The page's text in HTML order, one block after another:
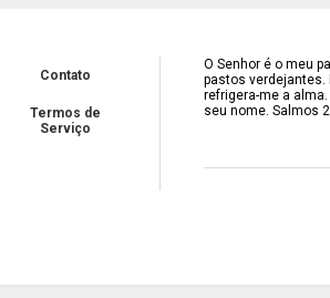
Contato
Termos de
Serviço
O Senhor é o meu
pastos verdejantes.
refrigera-me a
seu nome. Salmos